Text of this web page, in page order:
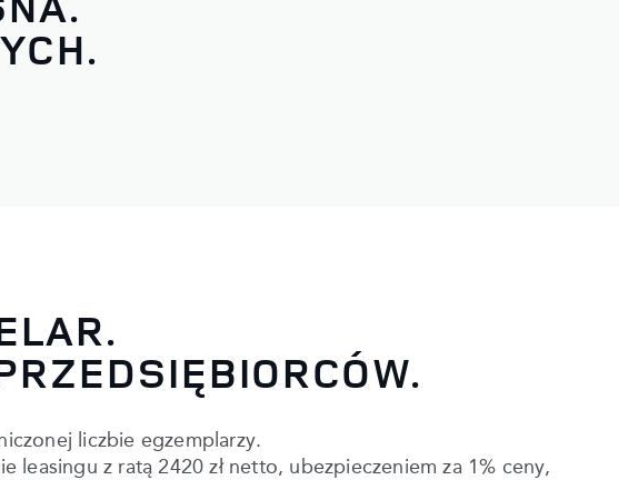
liczbie egzemplarzy.
leasingu z ratą 2420 zł netto, ubezpieczeniem za 1% ceny,